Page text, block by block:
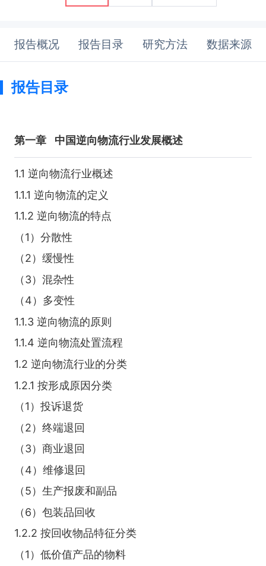
报告概况 报告目录 研究方法 数据来源
报告目录
第一章 中国逆向物流行业发展概述
1.1 逆向物流行业概述
1.1.1 逆向物流的定义
1.1.2 逆向物流的特点
（1）分散性
（2）缓慢性
（3）混杂性
（4）多变性
1.1.3 逆向物流的原则
1.1.4 逆向物流处置流程
1.2 逆向物流行业的分类
1.2.1 按形成原因分类
（1）投诉退货
（2）终端退回
（3）商业退回
（4）维修退回
（5）生产报废和副品
（6）包装品回收
1.2.2 按回收物品特征分类
（1）低价值产品的物料